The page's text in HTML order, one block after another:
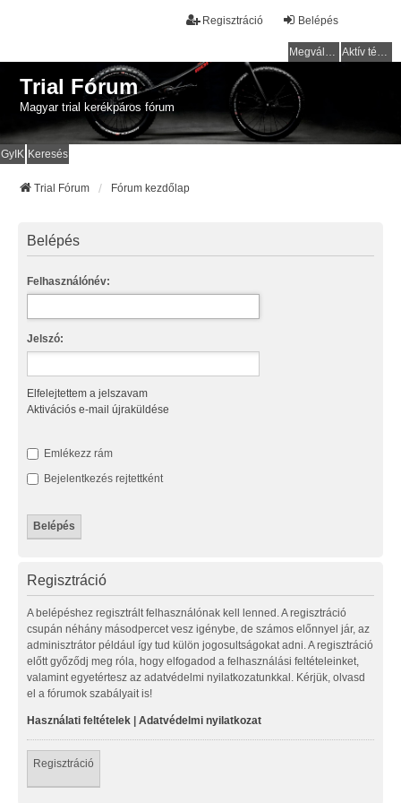
Belépés
Regisztráció
Megválaszolatlan témák Aktív témák
Trial Fórum
Magyar trial kerékpáros fórum
GyIK Keresés
Trial Fórum Fórum kezdőlap
Belépés
Felhasználónév:
Jelszó:
Elfelejtettem a jelszavam
Aktivációs e-mail újraküldése
Emlékezz rám
Bejelentkezés rejtettként
Regisztráció
A belépéshez regisztrált felhasználónak kell lenned. A regisztráció
csupán néhány másodpercet vesz igénybe, de számos előnnyel jár, az
adminisztrátor például így tud külön jogosultságokat adni. A regisztráció
előtt győződj meg róla, hogy elfogadod a felhasználási feltételeinket,
valamint egyetértesz az adatvédelmi nyilatkozatunkkal. Kérjük, olvasd
el a fórumok szabályait is!
Használati feltételek | Adatvédelmi nyilatkozat
Regisztráció